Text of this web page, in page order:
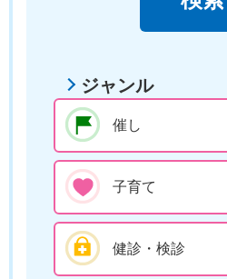
ジャンル
催し
子育て
健診・検診